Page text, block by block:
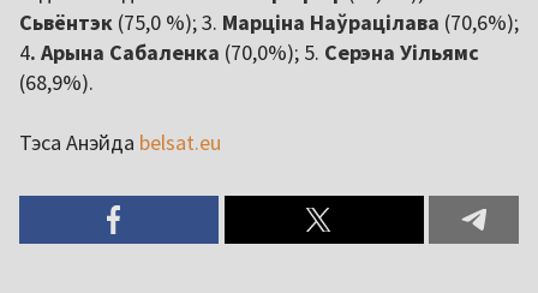
Сьвёнтэк (75,0 %); 3. Марціна Наўрацілава (70,6%);
4. Арына Сабаленка (70,0%); 5. Серэна Уільямс
(68,9%).
Тэса Анэйда belsat.eu